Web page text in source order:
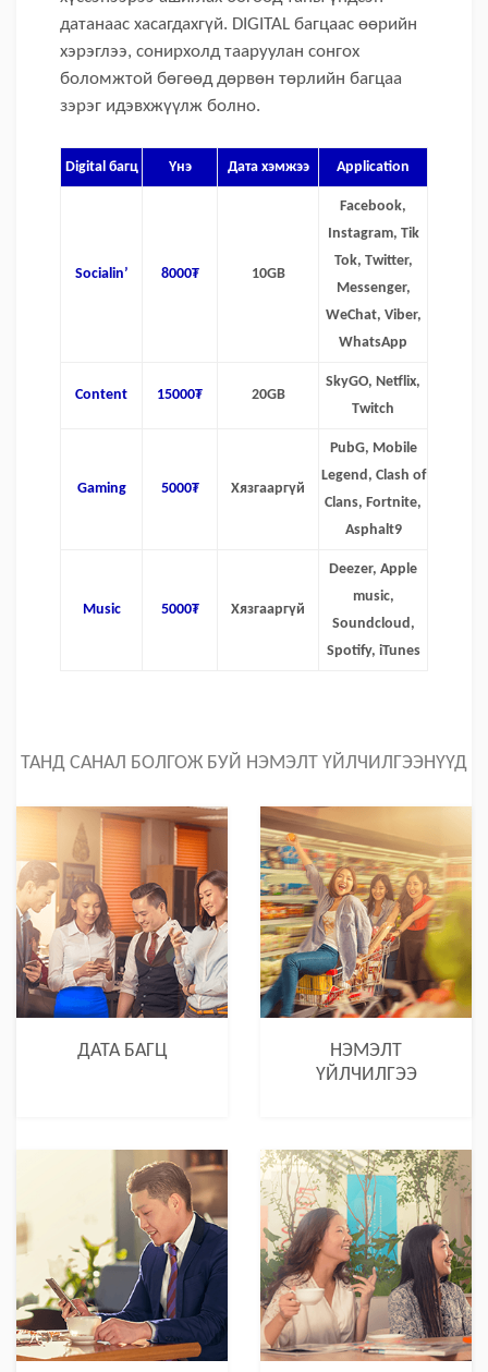
датанаас хасагдахгүй. DIGITAL багцаас өөрийн
хэрэглээ, сонирхолд тааруулан сонгох
боломжтой бөгөөд дөрвөн төрлийн багцаа
зэрэг идэвхжүүлж болно.
Digital багц Үнэ Дата хэмжээ Application
Socialin’ 8000₮ 10GB
Facebook,
Instagram, Tik
Tok, Twitter,
Messenger,
WeChat, Viber,
WhatsApp
Content 15000₮ 20GB
SkyGO, Netflix,
Twitch
Gaming 5000₮ Хязгааргүй
PubG, Mobile
Legend, Clash of
Clans, Fortnite,
Asphalt9
Music 5000₮ Хязгааргүй
Deezer, Apple
music,
Soundcloud,
Spotify, iTunes
ТАНД САНАЛ БОЛГОЖ БУЙ НЭМЭЛТ ҮЙЛЧИЛГЭЭНҮҮД
ДАТА БАГЦ
НЭМЭЛТ
ҮЙЛЧИЛГЭЭ